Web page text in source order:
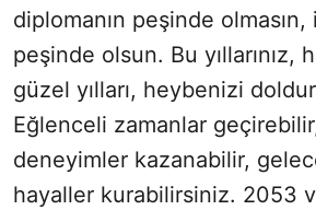
diplomanın peşinde olmasın,
peşinde olsun. Bu yıllarınız,
güzel yılları, heybenizi
Eğlenceli zamanlar
deneyimler kazanabilir,
hayaller kurabilirsiniz. 2053